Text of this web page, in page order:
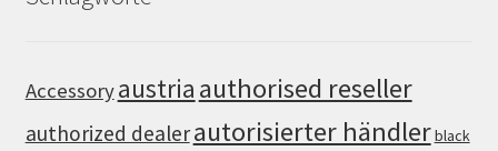
Accessoryaustria authorised reseller
authorized dealerautorisierter händlerblack